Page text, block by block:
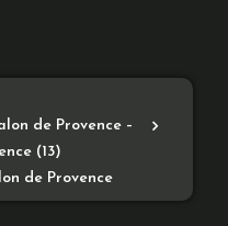
de Provence –
(13)
de Provence